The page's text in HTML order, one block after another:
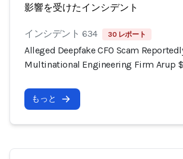
影響を受けたインシデント
インシデント 634 30 レポート
Alleged Deepfake CFO Scam
Multinational Engineering Firm Arup
もっと